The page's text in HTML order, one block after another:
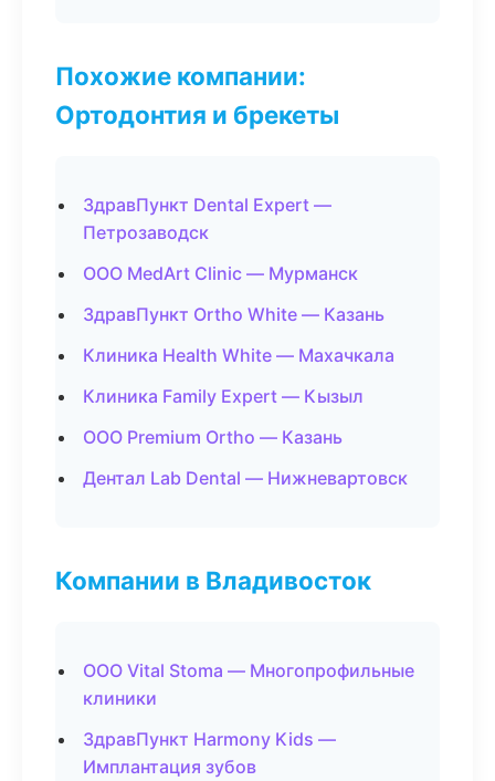
Похожие компании:
Ортодонтия и брекеты
ЗдравПункт Dental Expert —
Петрозаводск
ООО MedArt Clinic — Мурманск
ЗдравПункт Ortho White — Казань
Клиника Health White — Махачкала
Клиника Family Expert — Кызыл
ООО Premium Ortho — Казань
Дентал Lab Dental — Нижневартовск
Компании в Владивосток
ООО Vital Stoma — Многопрофильные
клиники
ЗдравПункт Harmony Kids —
Имплантация зубов